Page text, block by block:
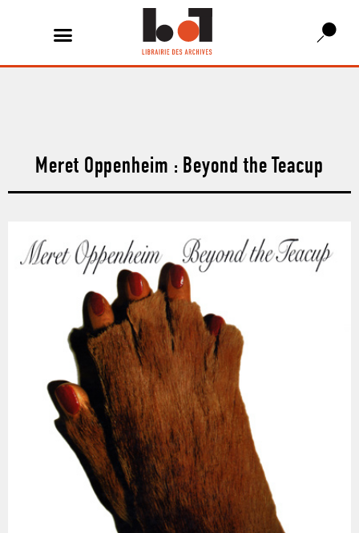
Meret Oppenheim : Beyond the Teacup